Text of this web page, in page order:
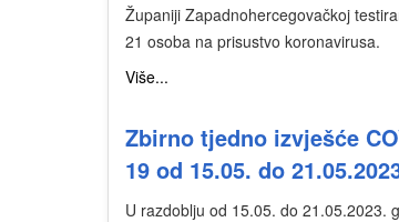
Županiji Zapadnohercegovačkoj
21 osoba na prisustvo koronavirusa.
Više...
Zbirno tjedno izvješće
19 od 15.05. do
U razdoblju od 15.05. do 21.05.2023.